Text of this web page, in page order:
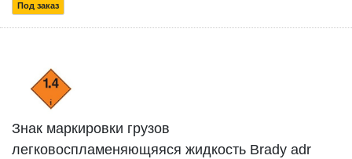
Под заказ
Знак маркировки грузов
легковоспламеняющяяся жидкость Brady adr